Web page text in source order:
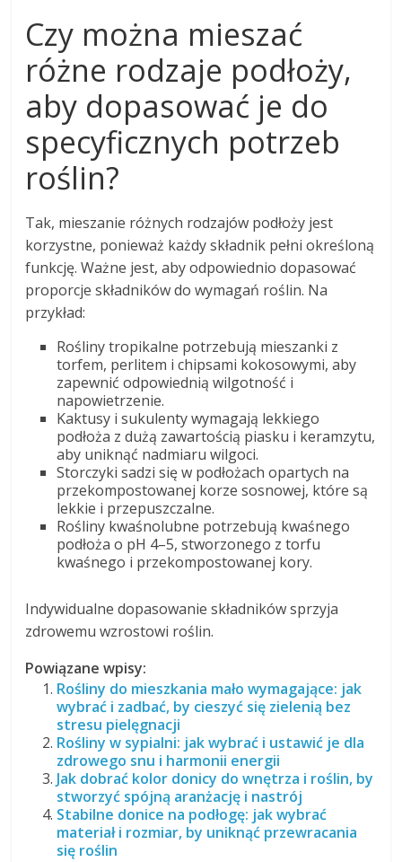
Czy można mieszać
różne rodzaje podłoży,
aby dopasować je do
specyficznych potrzeb
roślin?
Tak, mieszanie różnych rodzajów podłoży jest
korzystne, ponieważ każdy składnik pełni określoną
funkcję. Ważne jest, aby odpowiednio dopasować
proporcje składników do wymagań roślin. Na
przykład:
Rośliny tropikalne potrzebują mieszanki z
torfem, perlitem i chipsami kokosowymi, aby
zapewnić odpowiednią wilgotność i
napowietrzenie.
Kaktusy i sukulenty wymagają lekkiego
podłoża z dużą zawartością piasku i keramzytu,
aby uniknąć nadmiaru wilgoci.
Storczyki sadzi się w podłożach opartych na
przekompostowanej korze sosnowej, które są
lekkie i przepuszczalne.
Rośliny kwaśnolubne potrzebują kwaśnego
podłoża o pH 4–5, stworzonego z torfu
kwaśnego i przekompostowanej kory.
Indywidualne dopasowanie składników sprzyja
zdrowemu wzrostowi roślin.
Powiązane wpisy:
Rośliny do mieszkania mało wymagające: jak
wybrać i zadbać, by cieszyć się zielenią bez
stresu pielęgnacji
Rośliny w sypialni: jak wybrać i ustawić je dla
zdrowego snu i harmonii energii
Jak dobrać kolor donicy do wnętrza i roślin, by
stworzyć spójną aranżację i nastrój
Stabilne donice na podłogę: jak wybrać
materiał i rozmiar, by uniknąć przewracania
się roślin